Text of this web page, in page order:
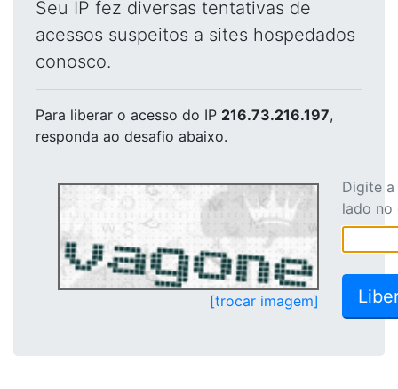
Seu IP fez diversas tentativas de
acessos suspeitos a sites hospedados
conosco.
Para liberar o acesso do IP 216.73.216.197,
responda ao desafio abaixo.
[trocar imagem]
Digite
lado no